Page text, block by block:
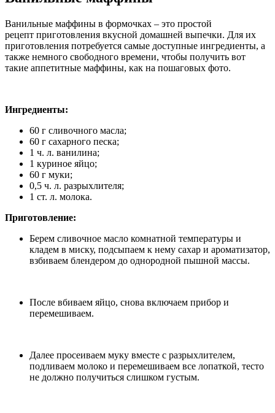
Ванильные маффины в формочках – это простой
рецепт приготовления вкусной домашней выпечки. Для их
приготовления потребуется самые доступные ингредиенты, а
также немного свободного времени, чтобы получить вот
такие аппетитные маффины, как на пошаговых фото.
Ингредиенты:
60 г сливочного масла;
60 г сахарного песка;
1 ч. л. ванилина;
1 куриное яйцо;
60 г муки;
0,5 ч. л. разрыхлителя;
1 ст. л. молока.
Приготовление:
Берем сливочное масло комнатной температуры и
кладем в миску, подсыпаем к нему сахар и ароматизатор,
взбиваем блендером до однородной пышной массы.
После вбиваем яйцо, снова включаем прибор и
перемешиваем.
Далее просеиваем муку вместе с разрыхлителем,
подливаем молоко и перемешиваем все лопаткой, тесто
не должно получиться слишком густым.